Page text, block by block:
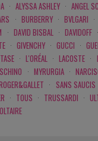
· ALYSSA ASHLEY · ANGEL
· BURBERRY · BVLGARI ·
· DAVID BISBAL · DAVIDOFF ·
· GIVENCHY · GUCCI ·
· L'ORÉAL · LACOSTE ·
· MYRURGIA ·
· SANS SAUCIS
· TOUS · TRUSSARDI ·